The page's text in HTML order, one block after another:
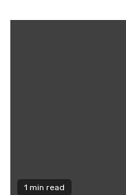
1 min read